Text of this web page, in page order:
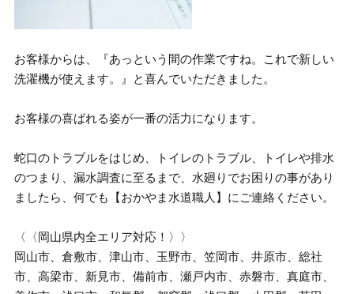
お客様からは、『あっという間の作業ですね。これで新しい
洗濯機が使えます。』と喜んでいただきました。
お客様の喜ばれる姿が一番の活力になります。
蛇口のトラブルをはじめ、トイレのトラブル、トイレや排水
のつまり、漏水調査に至るまで、水廻りでお困りの事があり
ましたら、何でも【おかやま水道職人】にご連絡ください。
〈〈岡山県内全エリア対応！〉〉
岡山市、倉敷市、津山市、玉野市、笠岡市、井原市、総社
市、高梁市、新見市、備前市、瀬戸内市、赤磐市、真庭市、